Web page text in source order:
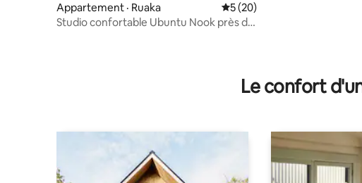
Appartement · Ruaka Note moyenne de 5 sur 5,
5 (20)
Studio confortable Ubuntu Nook près de
Le confort